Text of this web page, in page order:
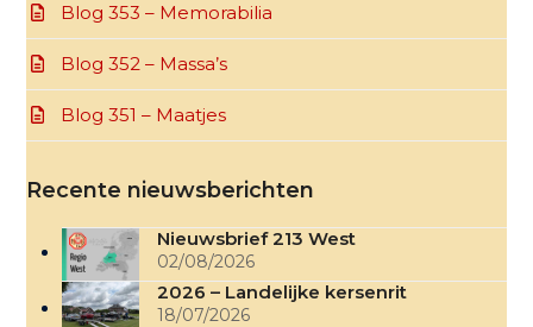
Blog 353 – Memorabilia
Blog 352 – Massa’s
Blog 351 – Maatjes
Recente nieuwsberichten
Nieuwsbrief 213 West
02/08/2026
2026 – Landelijke kersenrit
18/07/2026